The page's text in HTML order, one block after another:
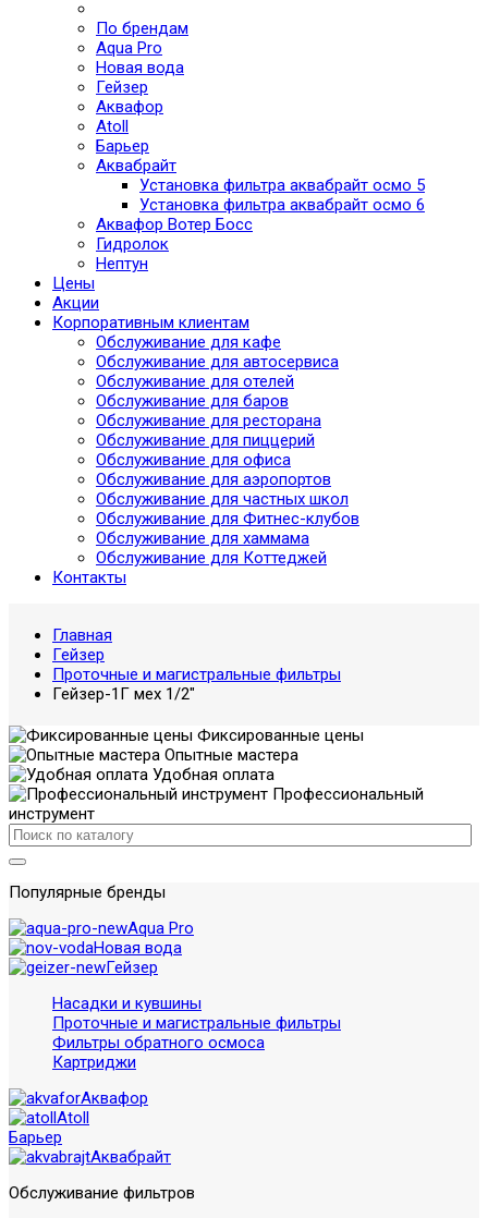
По брендам
Aqua Pro
Новая вода
Гейзер
Аквафор
Atoll
Барьер
Аквабрайт
Установка фильтра аквабрайт осмо 5
Установка фильтра аквабрайт осмо 6
Аквафор Вотер Босс
Гидролок
Нептун
Цены
Акции
Корпоративным клиентам
Обслуживание для кафе
Обслуживание для автосервиса
Обслуживание для отелей
Обслуживание для баров
Обслуживание для ресторана
Обслуживание для пиццерий
Обслуживание для офиса
Обслуживание для аэропортов
Обслуживание для частных школ
Обслуживание для Фитнес-клубов
Обслуживание для хаммама
Обслуживание для Коттеджей
Контакты
Главная
Гейзер
Проточные и магистральные фильтры
Гейзер-1Г мех 1/2"
Фиксированные цены
Опытные мастера
Удобная оплата
Профессиональный
инструмент
Популярные бренды
Aqua Pro
Новая вода
Гейзер
Насадки и кувшины
Проточные и магистральные фильтры
Фильтры обратного осмоса
Картриджи
Аквафор
Atoll
Барьер
Аквабрайт
Обслуживание фильтров